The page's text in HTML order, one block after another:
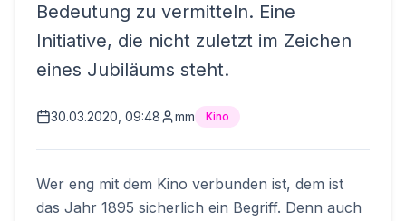
Bedeutung zu vermitteln. Eine
Initiative, die nicht zuletzt im Zeichen
eines Jubiläums steht.
30.03.2020, 09:48 mm Kino
Wer eng mit dem Kino verbunden ist, dem ist
das Jahr 1895 sicherlich ein Begriff. Denn auch